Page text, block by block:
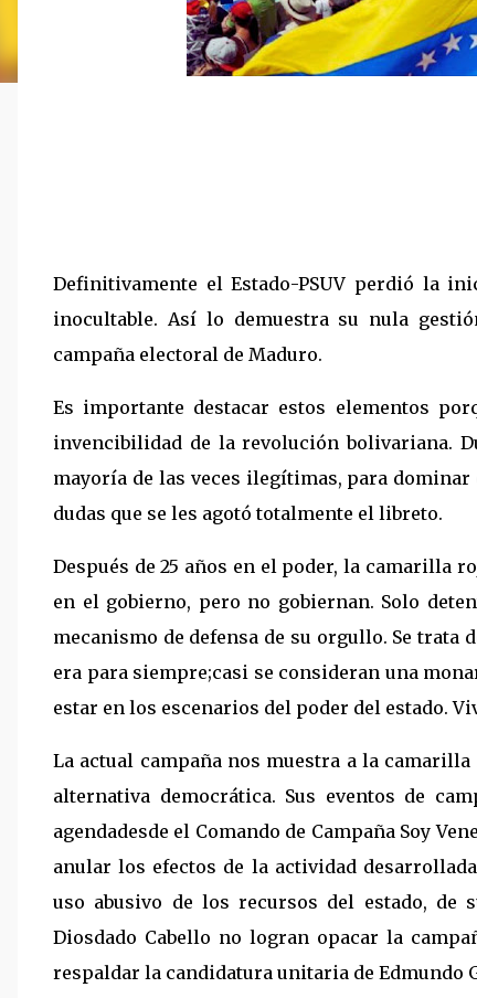
Definitivamente el Estado-PSUV perdió la
inocultable. Así lo demuestra su nula
campaña electoral de Maduro.
Es importante destacar estos elementos
invencibilidad de la revolución bolivariana.
mayoría de las veces ilegítimas, para
dudas que se les agotó totalmente el libreto.
Después de 25 años en el poder, la camarilla
en el gobierno, pero no gobiernan. Solo
mecanismo de defensa de su orgullo. Se trata
era para siempre;casi se consideran una
estar en los escenarios del poder del estado.
La actual campaña nos muestra a la
alternativa democrática. Sus eventos de
agendadesde el Comando de Campaña Soy
anular los efectos de la actividad
uso abusivo de los recursos del estado, de
Diosdado Cabello no logran opacar la
respaldar la candidatura unitaria de Edmundo